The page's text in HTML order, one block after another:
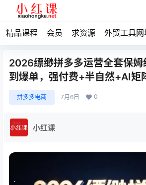
精品课程 会员 求资源 外贸工具
2026缥缈拼多多运营全套保姆
到爆单，强付费+半自然+AI矩
拼多多电商 7月6日 0
小红课